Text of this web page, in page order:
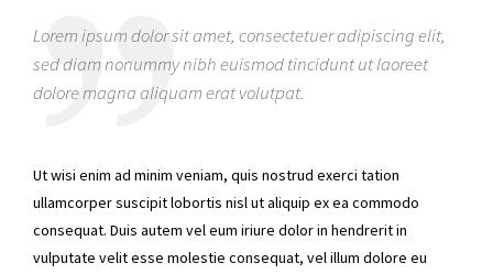
Lorem ipsum dolor sit amet, consectetuer adipiscing elit,
sed diam nonummy nibh euismod tincidunt ut laoreet
dolore magna aliquam erat volutpat.
Ut wisi enim ad minim veniam, quis nostrud exerci tation
ullamcorper suscipit lobortis nisl ut aliquip ex ea commodo
consequat. Duis autem vel eum iriure dolor in hendrerit in
vulputate velit esse molestie consequat, vel illum dolore eu